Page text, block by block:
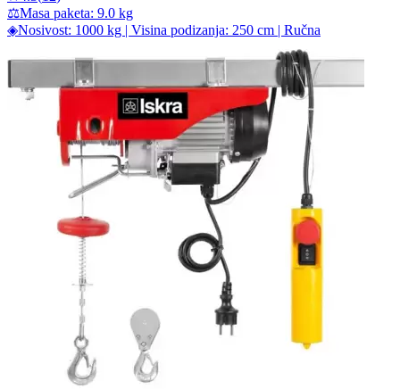
⚖Masa paketa: 9.0 kg
◈Nosivost: 1000 kg | Visina podizanja: 250 cm | Ručna